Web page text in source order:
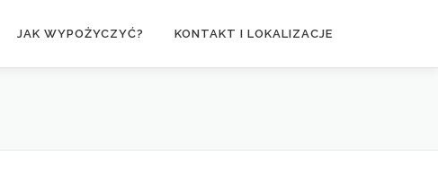
JAK WYPOŻYCZYĆ? KONTAKT I LOKALIZACJE